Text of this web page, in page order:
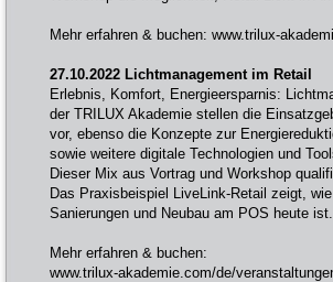
Mehr erfahren & buchen: www.trilux-
27.10.2022 Lichtmanagement im Retail
Erlebnis, Komfort, Energieersparnis:
der TRILUX Akademie stellen die
vor, ebenso die Konzepte zur
sowie weitere digitale Technologien und
Dieser Mix aus Vortrag und Workshop
Das Praxisbeispiel LiveLink-Retail zeigt,
Sanierungen und Neubau am POS heute ist.
Mehr erfahren & buchen:
www.trilux-akademie.com/de/